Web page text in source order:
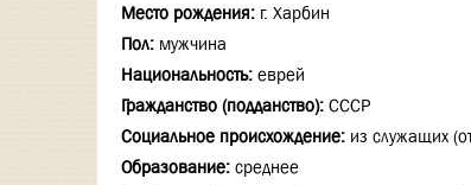
Место рождения: г. Харбин
Пол: мужчина
Национальность: еврей
Гражданство (подданство): СССР
Социальное происхождение: из служащих
Образование: среднее